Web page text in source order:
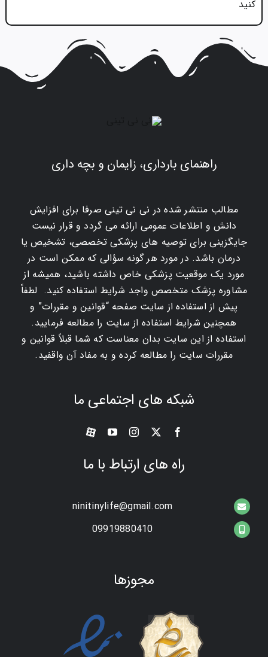
کنید
راهنمای بارداری، زایمان و بچه داری
مطالب منتشر شده در نی نی تینی صرفا برای افزایش
دانش و اطلاعات عمومی ارائه می گردد و قرار نیست
جایگزینی برای توصیه های پزشکی تخصصی، تشخیص یا
درمان باشد. در مورد هر گونه سؤالی که ممکن است در
مورد یک موقعیت پزشکی خاص داشته باشید، همیشه از
مشاوره پزشک متخصص واجد شرایط استفاده کنید. لطفاً
پیش از استفاده از سایت صفحه “قوانین و مقررات” و
همچنین شرایط استفاده از سایت را مطالعه فرمایید.
استفاده از این سایت بدان معناست که شما قبلاً قوانین و
مقررات سایت را مطالعه کرده و به مفاد آن واقفید.
شبکه های اجتماعی ما
راه های ارتباط با ما
ninitinylife@gmail.com
09919880410
مجوزها